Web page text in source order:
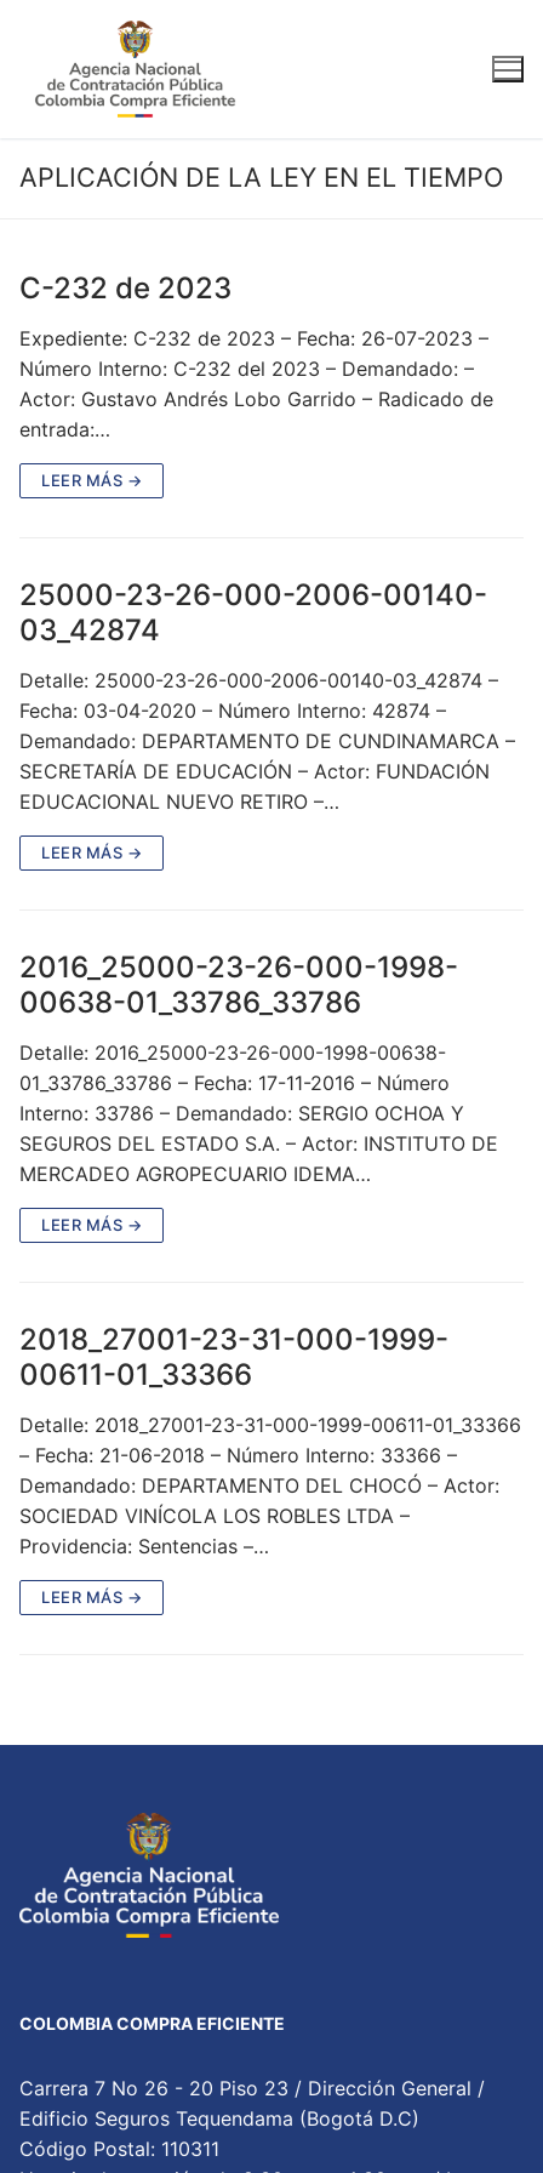
contenido
APLICACIÓN DE LA LEY EN EL TIEMPO
C-232 de 2023
Expediente: C-232 de 2023 – Fecha: 26-07-2023 –
Número Interno: C-232 del 2023 – Demandado: –
Actor: Gustavo Andrés Lobo Garrido – Radicado de
entrada:…
LEER MÁS →
25000-23-26-000-2006-00140-
03_42874
Detalle: 25000-23-26-000-2006-00140-03_42874 –
Fecha: 03-04-2020 – Número Interno: 42874 –
Demandado: DEPARTAMENTO DE CUNDINAMARCA –
SECRETARÍA DE EDUCACIÓN – Actor: FUNDACIÓN
EDUCACIONAL NUEVO RETIRO –…
LEER MÁS →
2016_25000-23-26-000-1998-
00638-01_33786_33786
Detalle: 2016_25000-23-26-000-1998-00638-
01_33786_33786 – Fecha: 17-11-2016 – Número
Interno: 33786 – Demandado: SERGIO OCHOA Y
SEGUROS DEL ESTADO S.A. – Actor: INSTITUTO DE
MERCADEO AGROPECUARIO IDEMA…
LEER MÁS →
2018_27001-23-31-000-1999-
00611-01_33366
Detalle: 2018_27001-23-31-000-1999-00611-01_33366
– Fecha: 21-06-2018 – Número Interno: 33366 –
Demandado: DEPARTAMENTO DEL CHOCÓ – Actor:
SOCIEDAD VINÍCOLA LOS ROBLES LTDA –
Providencia: Sentencias –…
LEER MÁS →
COLOMBIA COMPRA EFICIENTE
Carrera 7 No 26 - 20 Piso 23 / Dirección General /
Edificio Seguros Tequendama (Bogotá D.C)
Código Postal: 110311